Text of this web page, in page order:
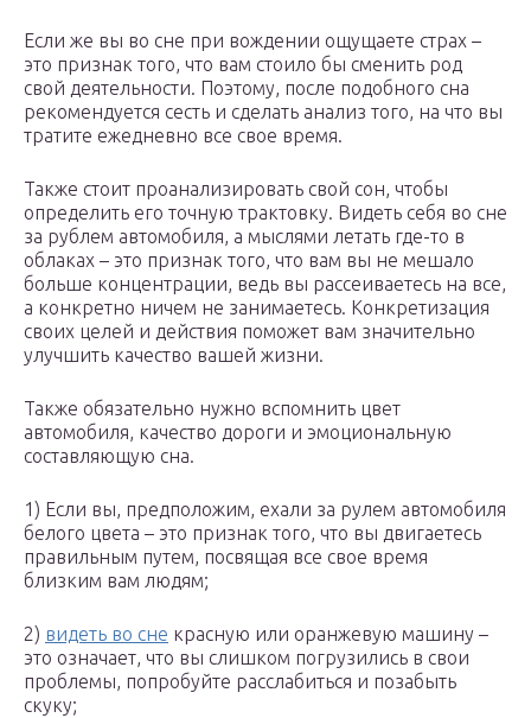
Если же вы во сне при вождении ощущаете страх –
это признак того, что вам стоило бы сменить род
свой деятельности. Поэтому, после подобного сна
рекомендуется сесть и сделать анализ того, на что вы
тратите ежедневно все свое время.
Также стоит проанализировать свой сон, чтобы
определить его точную трактовку. Видеть себя во сне
за рублем автомобиля, а мыслями летать где-то в
облаках – это признак того, что вам вы не мешало
больше концентрации, ведь вы рассеиваетесь на все,
а конкретно ничем не занимаетесь. Конкретизация
своих целей и действия поможет вам значительно
улучшить качество вашей жизни.
Также обязательно нужно вспомнить цвет
автомобиля, качество дороги и эмоциональную
составляющую сна.
1) Если вы, предположим, ехали за рулем автомобиля
белого цвета – это признак того, что вы двигаетесь
правильным путем, посвящая все свое время
близким вам людям;
2) видеть во сне красную или оранжевую машину –
это означает, что вы слишком погрузились в свои
проблемы, попробуйте расслабиться и позабыть
скуку;